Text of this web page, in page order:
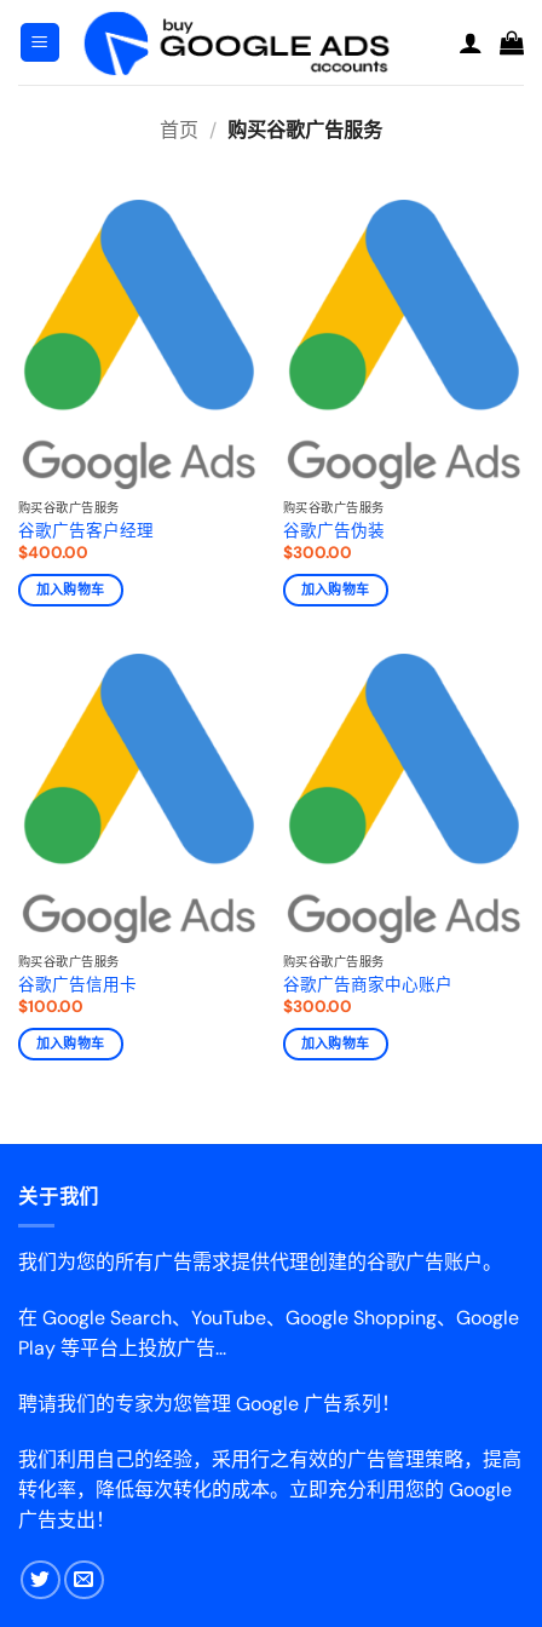
首页 / 购买谷歌广告服务
购买谷歌广告服务
谷歌广告客户经理
$400.00
加入购物车
购买谷歌广告服务
谷歌广告伪装
$300.00
加入购物车
购买谷歌广告服务
谷歌广告信用卡
$100.00
加入购物车
购买谷歌广告服务
谷歌广告商家中心账户
$300.00
加入购物车
关于我们
我们为您的所有广告需求提供代理创建的谷歌广告账户。
在 Google Search、YouTube、Google Shopping、Google
Play 等平台上投放广告...
聘请我们的专家为您管理 Google 广告系列！
我们利用自己的经验，采用行之有效的广告管理策略，提高
转化率，降低每次转化的成本。立即充分利用您的 Google
广告支出！